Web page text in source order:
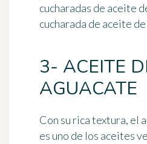
cucharadas de aceite
cucharada de aceite
3- ACEITE
AGUACATE
Con su rica textura, el
es uno de los aceites